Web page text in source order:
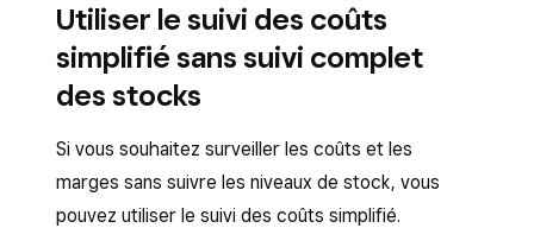
Utiliser le suivi des coûts
simplifié sans suivi complet
des stocks
Si vous souhaitez surveiller les coûts et les
marges sans suivre les niveaux de stock, vous
pouvez utiliser le suivi des coûts simplifié.